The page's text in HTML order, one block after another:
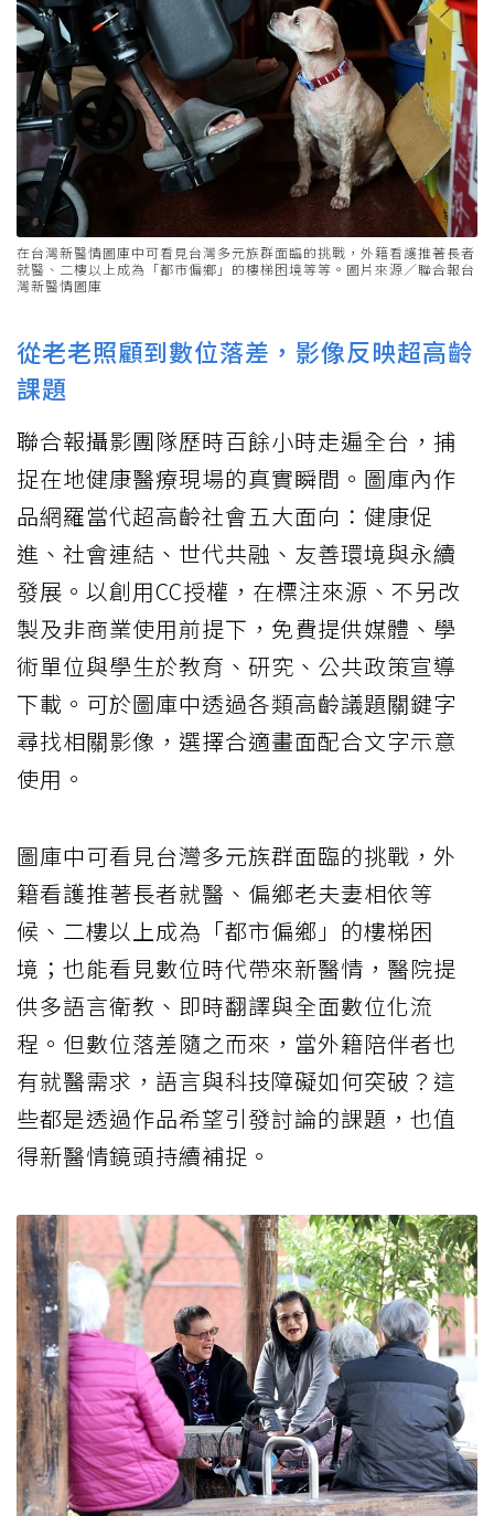
在台灣新醫情圖庫中可看見台灣多元族群面臨的挑戰，外籍看護推著長者
就醫、二樓以上成為「都市偏鄉」的樓梯困境等等。圖片來源／聯合報台
灣新醫情圖庫
從老老照顧到數位落差，影像反映超高齡
課題
聯合報攝影團隊歷時百餘小時走遍全台，捕
捉在地健康醫療現場的真實瞬間。圖庫內作
品網羅當代超高齡社會五大面向：健康促
進、社會連結、世代共融、友善環境與永續
發展。以創用CC授權，在標注來源、不另改
製及非商業使用前提下，免費提供媒體、學
術單位與學生於教育、研究、公共政策宣導
下載。可於圖庫中透過各類高齡議題關鍵字
尋找相關影像，選擇合適畫面配合文字示意
使用。
圖庫中可看見台灣多元族群面臨的挑戰，外
籍看護推著長者就醫、偏鄉老夫妻相依等
候、二樓以上成為「都市偏鄉」的樓梯困
境；也能看見數位時代帶來新醫情，醫院提
供多語言衛教、即時翻譯與全面數位化流
程。但數位落差隨之而來，當外籍陪伴者也
有就醫需求，語言與科技障礙如何突破？這
些都是透過作品希望引發討論的課題，也值
得新醫情鏡頭持續補捉。